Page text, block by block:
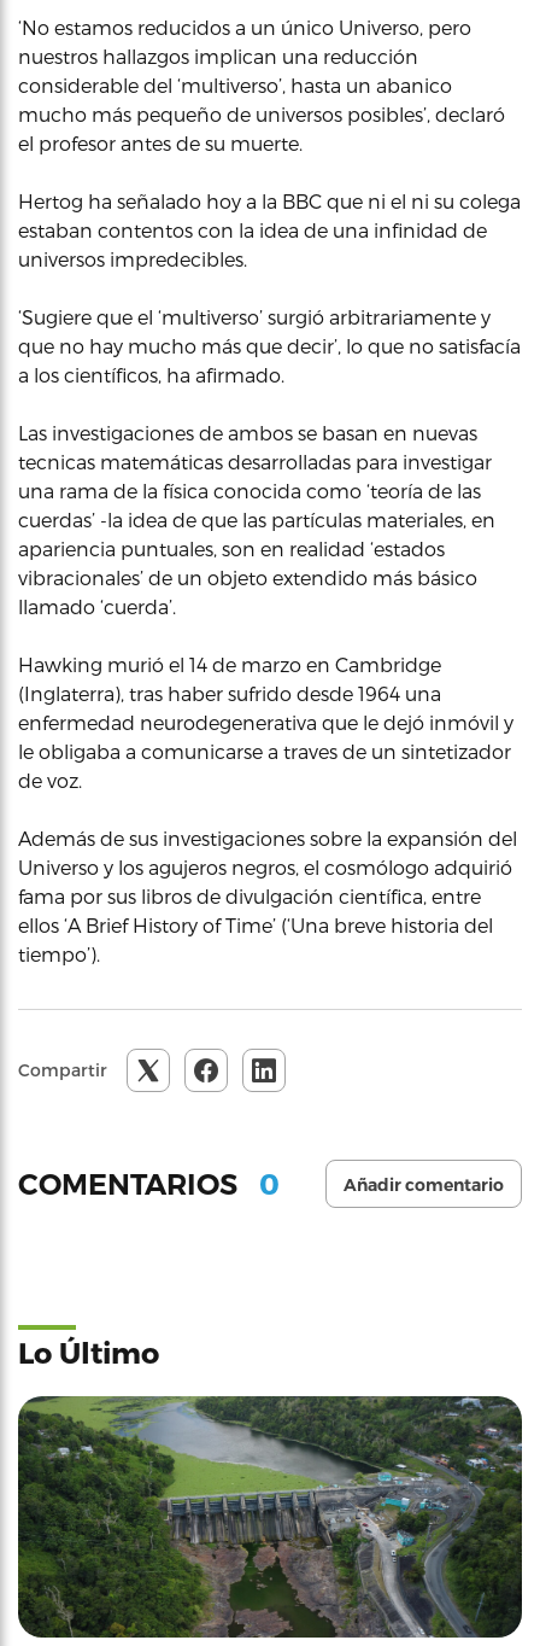
‘No estamos reducidos a un único Universo, pero
nuestros hallazgos implican una reducción
considerable del ‘multiverso’, hasta un abanico
mucho más pequeño de universos posibles’, declaró
el profesor antes de su muerte.
Hertog ha señalado hoy a la BBC que ni el ni su colega
estaban contentos con la idea de una infinidad de
universos impredecibles.
‘Sugiere que el ‘multiverso’ surgió arbitrariamente y
que no hay mucho más que decir’, lo que no satisfacía
a los científicos, ha afirmado.
Las investigaciones de ambos se basan en nuevas
tecnicas matemáticas desarrolladas para investigar
una rama de la física conocida como ‘teoría de las
cuerdas’ -la idea de que las partículas materiales, en
apariencia puntuales, son en realidad ‘estados
vibracionales’ de un objeto extendido más básico
llamado ‘cuerda’.
Hawking murió el 14 de marzo en Cambridge
(Inglaterra), tras haber sufrido desde 1964 una
enfermedad neurodegenerativa que le dejó inmóvil y
le obligaba a comunicarse a traves de un sintetizador
de voz.
Además de sus investigaciones sobre la expansión del
Universo y los agujeros negros, el cosmólogo adquirió
fama por sus libros de divulgación científica, entre
ellos ‘A Brief History of Time’ (‘Una breve historia del
tiempo’).
Compartir
COMENTARIOS 0 Añadir comentario
Lo Último